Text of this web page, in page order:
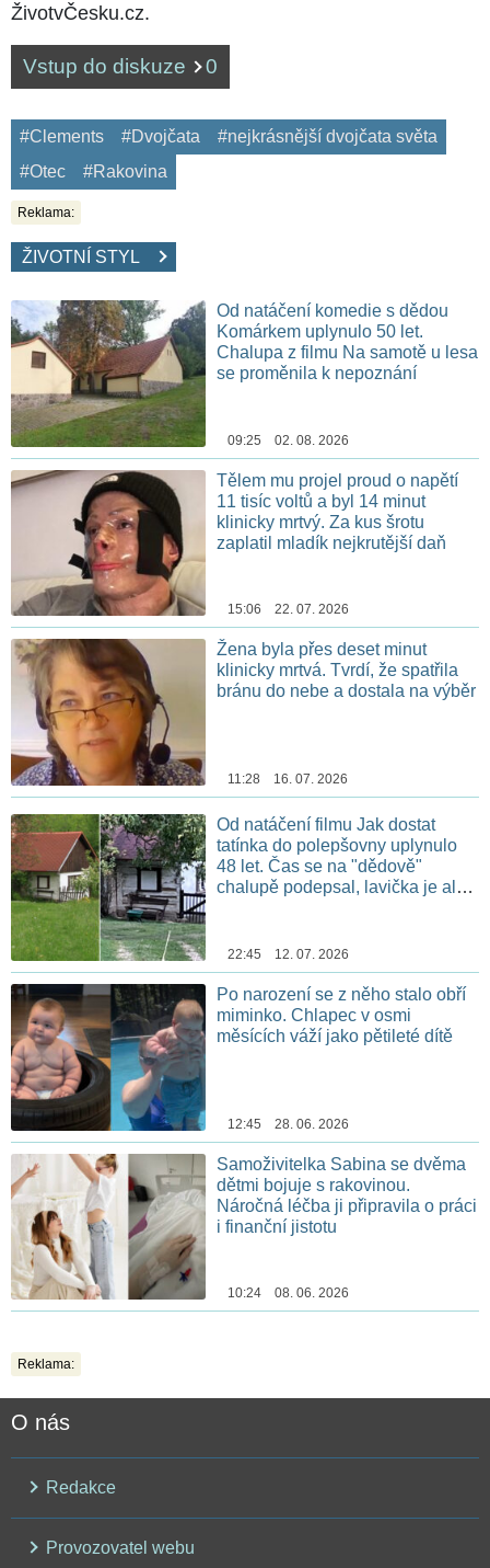
ŽivotvČesku.cz.
Vstup do diskuze 0
#Clements #Dvojčata
#nejkrásnější dvojčata světa
#Otec
#Rakovina
Reklama:
ŽIVOTNÍ STYL
Od natáčení komedie s dědou
Komárkem uplynulo 50 let.
Chalupa z filmu Na samotě u lesa
se proměnila k nepoznání
09:25 02. 08. 2026
Tělem mu projel proud o napětí
11 tisíc voltů a byl 14 minut
klinicky mrtvý. Za kus šrotu
zaplatil mladík nejkrutější daň
15:06 22. 07. 2026
Žena byla přes deset minut
klinicky mrtvá. Tvrdí, že spatřila
bránu do nebe a dostala na výběr
11:28 16. 07. 2026
Od natáčení filmu Jak dostat
tatínka do polepšovny uplynulo
48 let. Čas se na "dědově"
chalupě podepsal, lavička je ale
22:45 12. 07. 2026
Po narození se z něho stalo obří
miminko. Chlapec v osmi
měsících váží jako pětileté dítě
12:45 28. 06. 2026
Samoživitelka Sabina se dvěma
dětmi bojuje s rakovinou.
Náročná léčba ji připravila o práci
i finanční jistotu
10:24 08. 06. 2026
Reklama:
O nás
Redakce
Provozovatel webu